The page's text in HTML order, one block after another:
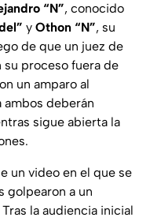
“N”, conocido
y Othon “N”, su
de que un juez de
proceso fuera de
un amparo al
deberán
sigue abierta la
un video en el que se
golpearon a un
la audiencia inicial